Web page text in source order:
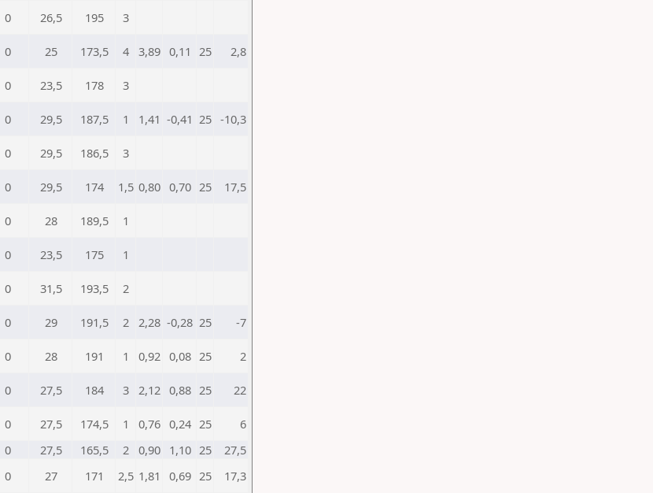
0 26,5 195 3
0 25 173,5 4 3,89 0,11 25 2,8
0 23,5 178 3
0 29,5 187,5 1 1,41 -0,41 25 -10,3
0 29,5 186,5 3
0 29,5 174 1,5 0,80 0,70 25 17,5
0 28 189,5 1
0 23,5 175 1
0 31,5 193,5 2
0 29 191,5 2 2,28 -0,28 25 -7
0 28 191 1 0,92 0,08 25 2
0 27,5 184 3 2,12 0,88 25 22
0 27,5 174,5 1 0,76 0,24 25
6
0 27,5 165,5 2 0,90 1,10 25
27,5
0 27 171 2,5 1,81 0,69 25 17,3